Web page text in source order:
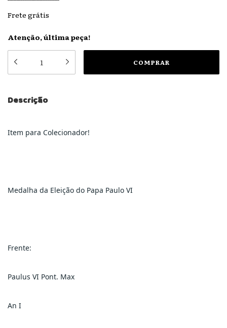
Frete grátis
Atenção, última peça!
Descrição
Item para Colecionador!
Medalha da Eleição do Papa Paulo VI
Frente:
Paulus VI Pont. Max
An I